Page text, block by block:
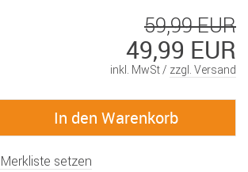
59,99 EUR
49,99 EUR
inkl. MwSt / zzgl. Versand
setzen